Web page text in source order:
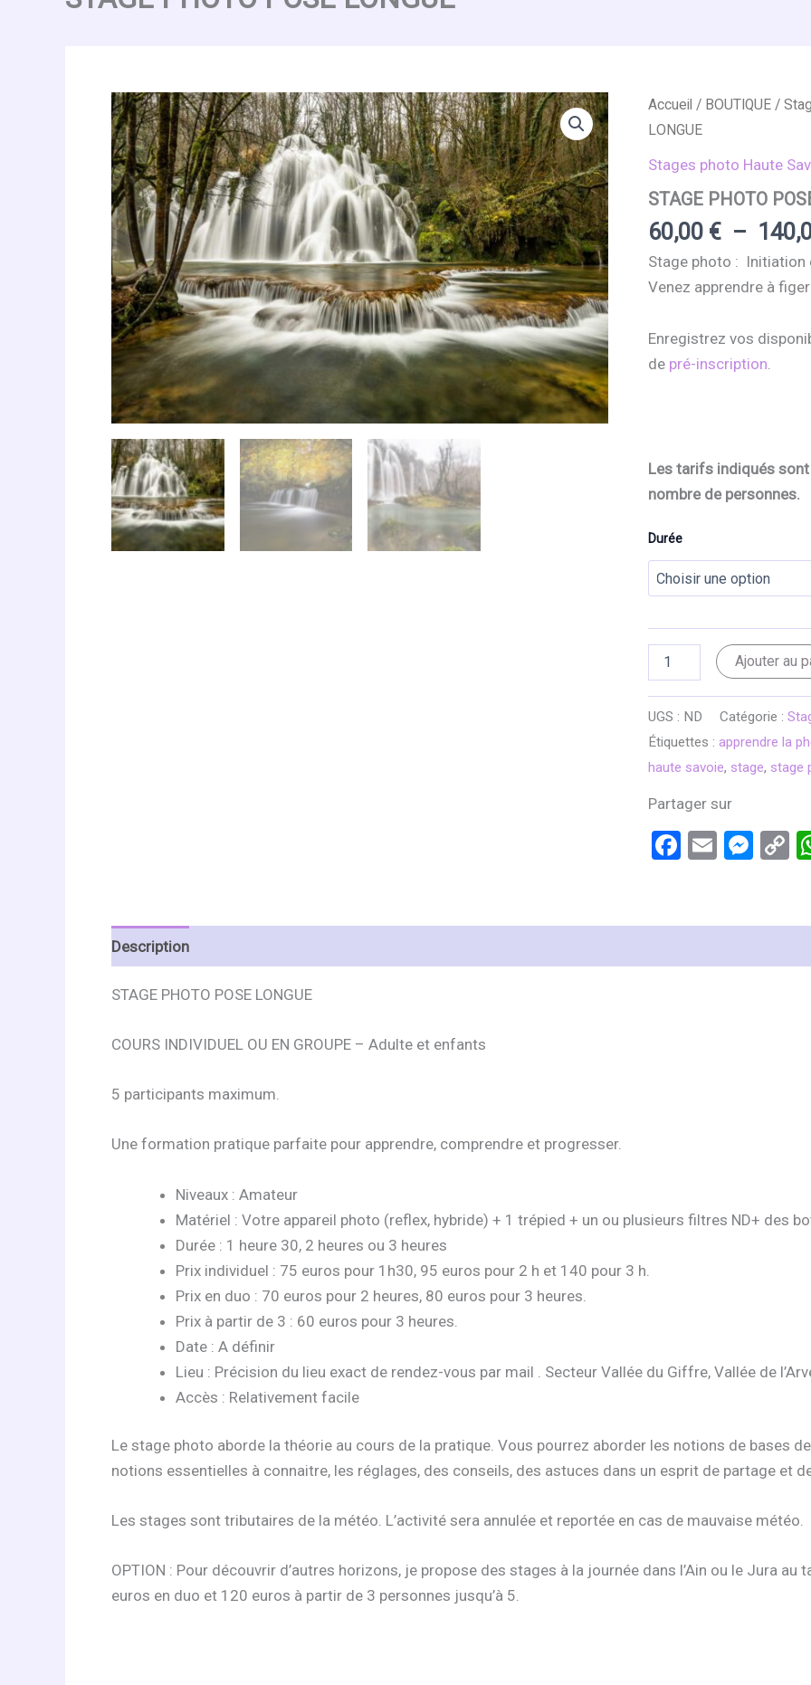
Accueil / BOUTIQUE/
LONGUE
Stages photo Haute
STAGE PHOTO
60,00 € –
Stage photo : Initiation
Venez apprendre à
Enregistrez vos
de pré-inscription.
Les tarifs indiqués
nombre de personnes.
Durée
POSE
LONGUE
Ajouter au
UGS : ND Catégorie :
Étiquettes : apprendre la
haute savoie, stage, stage
Partager sur
Facebook
Email
Description
STAGE PHOTO POSE LONGUE
COURS INDIVIDUEL OU EN GROUPE – Adulte et enfants
5 participants maximum.
Une formation pratique parfaite pour apprendre, comprendre et progresser.
Niveaux : Amateur
Matériel : Votre appareil photo (reflex, hybride) + 1 trépied + un ou plusieurs filtres ND+ des
Durée : 1 heure 30, 2 heures ou 3 heures
Prix individuel : 75 euros pour 1h30, 95 euros pour 2 h et 140 pour 3 h.
Prix en duo : 70 euros pour 2 heures, 80 euros pour 3 heures.
Prix à partir de 3 : 60 euros pour 3 heures.
Date : A définir
Lieu : Précision du lieu exact de rendez-vous par mail . Secteur Vallée du Giffre, Vallée de
Accès : Relativement facile
Le stage photo aborde la théorie au cours de la pratique. Vous pourrez aborder les notions de bases
notions essentielles à connaitre, les réglages, des conseils, des astuces dans un esprit de partage et
Les stages sont tributaires de la météo. L’activité sera annulée et reportée en cas de mauvaise météo.
OPTION : Pour découvrir d’autres horizons, je propose des stages à la journée dans l’Ain ou le Jura
euros en duo et 120 euros à partir de 3 personnes jusqu’à 5.